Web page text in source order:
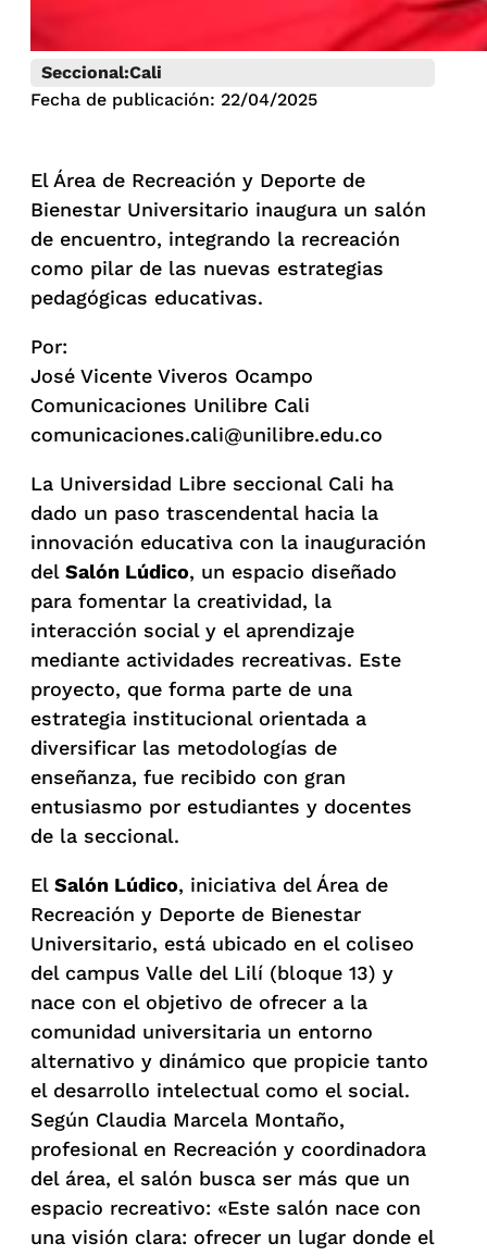
Seccional:Cali
Fecha de publicación: 22/04/2025
El Área de Recreación y Deporte de
Bienestar Universitario inaugura un salón
de encuentro, integrando la recreación
como pilar de las nuevas estrategias
pedagógicas educativas.
Por:
José Vicente Viveros Ocampo
Comunicaciones Unilibre Cali
comunicaciones.cali@unilibre.edu.co
La Universidad Libre seccional Cali ha
dado un paso trascendental hacia la
innovación educativa con la inauguración
del Salón Lúdico, un espacio diseñado
para fomentar la creatividad, la
interacción social y el aprendizaje
mediante actividades recreativas. Este
proyecto, que forma parte de una
estrategia institucional orientada a
diversificar las metodologías de
enseñanza, fue recibido con gran
entusiasmo por estudiantes y docentes
de la seccional.
El Salón Lúdico, iniciativa del Área de
Recreación y Deporte de Bienestar
Universitario, está ubicado en el coliseo
del campus Valle del Lilí (bloque 13) y
nace con el objetivo de ofrecer a la
comunidad universitaria un entorno
alternativo y dinámico que propicie tanto
el desarrollo intelectual como el social.
Según Claudia Marcela Montaño,
profesional en Recreación y coordinadora
del área, el salón busca ser más que un
espacio recreativo: «Este salón nace con
una visión clara: ofrecer un lugar donde el